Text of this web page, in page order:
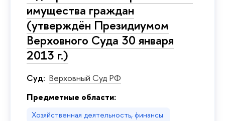
имущества граждан
(утверждён Президиумом
Верховного Суда 30 января
2013 г.)
Суд: Верховный Суд РФ
Предметные области:
Хозяйственная деятельность, финансы